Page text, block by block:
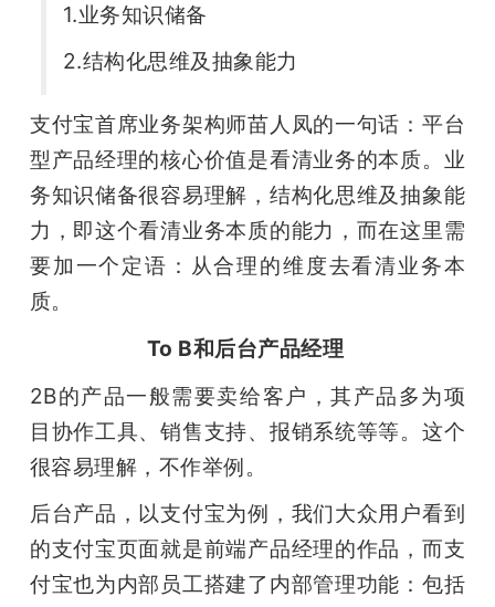
1.业务知识储备
2.结构化思维及抽象能力
支付宝首席业务架构师苗人凤的一句话：平台
型产品经理的核心价值是看清业务的本质。业
务知识储备很容易理解，结构化思维及抽象能
力，即这个看清业务本质的能力，而在这里需
要加一个定语：从合理的维度去看清业务本
质。
To B和后台产品经理
2B的产品一般需要卖给客户，其产品多为项
目协作工具、销售支持、报销系统等等。这个
很容易理解，不作举例。
后台产品，以支付宝为例，我们大众用户看到
的支付宝页面就是前端产品经理的作品，而支
付宝也为内部员工搭建了内部管理功能：包括